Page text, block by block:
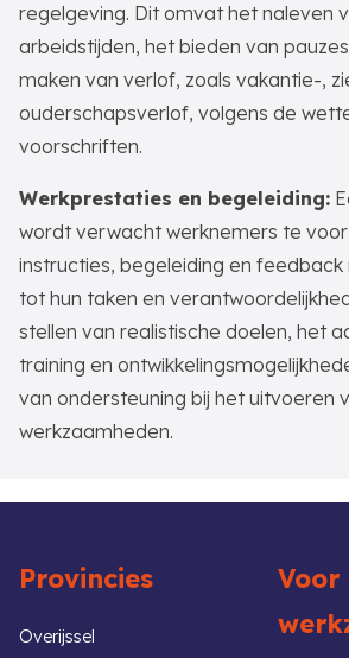
regelgeving. Dit omvat het naleven
arbeidstijden, het bieden van
maken van verlof, zoals vakantie-,
ouderschapsverlof, volgens de
voorschriften.
Werkprestaties en begeleiding:
wordt verwacht werknemers te
instructies, begeleiding en
tot hun taken en
stellen van realistische doelen, het
training en
van ondersteuning bij het uitvoeren
werkzaamheden.
Provincies
Overijssel
Voor